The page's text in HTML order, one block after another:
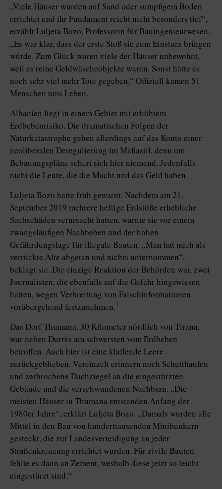
„Viele Häuser wurden auf Sand oder sumpfigem Boden
errichtet und ihr Fundament reicht nicht besonders tief“,
erzählt Luljeta Bozo, Professorin für Bauingenieurwesen.
„Es war klar, dass der erste Stoß sie zum Einsturz bringen
würde. Zum Glück waren viele der Häuser unbewohnt,
weil es reine Geldwäscheobjekte waren. Sonst hätte es
noch sehr viel mehr Tote gegeben.“ Offiziell kamen 51
Menschen ums Leben.
Albanien liegt in einem Gebiet mit erhöhtem
Erdbebenrisiko. Die dramatischen Folgen der
Naturkatastrophe gehen allerdings auf das Konto einer
neoliberalen Deregulierung im Mafiastil, denn um
Bebauungspläne schert sich hier niemand. Jedenfalls
nicht die Leute, die die Macht und das Geld haben.
Luljeta Bozo hatte früh gewarnt. Nachdem am 21.
September 2019 mehrere heftige Erdstöße erhebliche
Sachschäden verursacht hatten, warnte sie vor einem
zwangsläufigen Nachbeben und der hohen
Gefährdungslage für illegale Bauten. „Man hat mich als
verrückte Alte abgetan und nichts unternommen“,
beklagt sie. Die einzige Reaktion der Behörden war, zwei
Journalisten, die ebenfalls auf die Gefahr hingewiesen
hatten, wegen Verbreitung von Falschinformationen
vorübergehend festzunehmen. 1
Das Dorf Thumana, 30 Kilometer nördlich von Tirana,
war neben Durrës am schwersten vom Erdbeben
betroffen. Auch hier ist eine klaffende Leere
zurückgeblieben. Vereinzelt erinnern noch Schutthaufen
und zerbrochene Dachziegel an die eingestürzten
Gebäude und die verschwundenen Nachbarn. „Die
meisten Häuser in Thumana entstanden Anfang der
1980er Jahre“, erklärt Luljeta Bozo. „Damals wurden alle
Mittel in den Bau von hunderttausenden Minibunkern
gesteckt, die zur Landesverteidigung an jeder
Straßenkreuzung errichtet wurden. Für zivile Bauten
fehlte es dann an Zement, weshalb diese jetzt so leicht
eingestürzt sind.“